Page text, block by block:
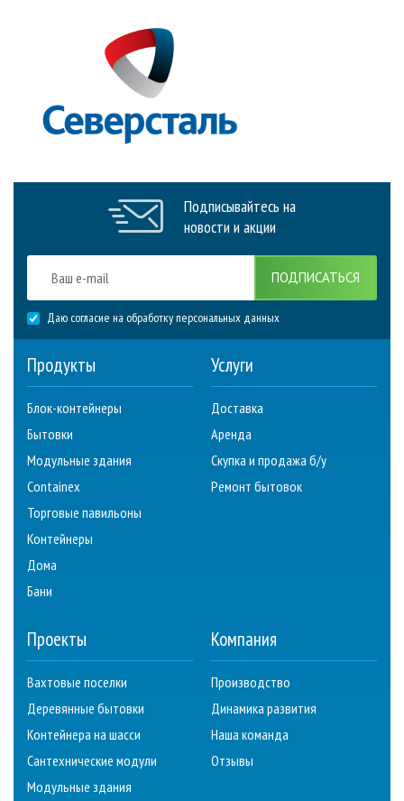
Подписывайтесь на
новости и акции
ПОДПИСАТЬСЯ
Даю согласие на обработку персональных данных
Продукты
Блок-контейнеры
Бытовки
Модульные здания
Containex
Торговые павильоны
Контейнеры
Дома
Бани
Услуги
Доставка
Аренда
Скупка и продажа б/у
Ремонт бытовок
Проекты
Вахтовые поселки
Деревянные бытовки
Контейнера на шасси
Сантехнические модули
Модульные здания
Компания
Производство
Динамика развития
Наша команда
Отзывы